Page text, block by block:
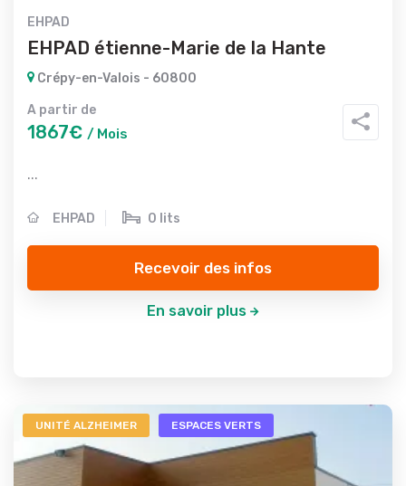
EHPAD
EHPAD étienne-Marie de la Hante
Crépy-en-Valois - 60800
A partir de
1867€ / Mois
...
EHPAD 0 lits
Recevoir des infos
En savoir plus
UNITÉ ALZHEIMER ESPACES VERTS